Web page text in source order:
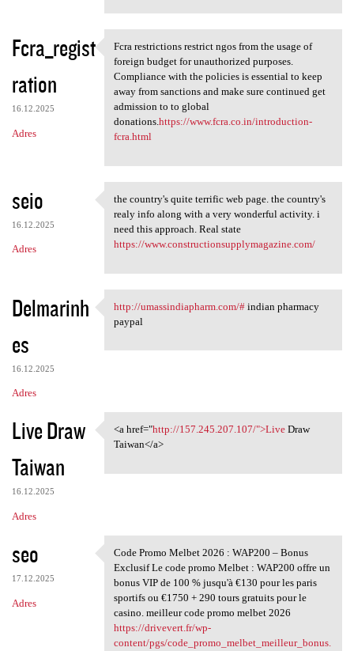
Fcra_regist
ration
16.12.2025
Adres
Fcra restrictions restrict
Fcra restrictions restrict ngos from the usage of
foreign budget for unauthorized purposes.
Compliance with the policies is essential to keep
away from sanctions and make sure continued get
admission to to global
donations.https://www.fcra.co.in/introduction-
fcra.html
seio
16.12.2025
Adres
the country's quite terrific
the country's quite terrific web page. the country's
realy info along with a very wonderful activity. i
need this approach. Real state
https://www.constructionsupplymagazine.com/
Delmarinh
es
16.12.2025
Adres
http://umassindiapharm.com/#
http://umassindiapharm.com/#indian pharmacy
paypal
Live Draw
Taiwan
16.12.2025
Adres
<a href="http://157.245.207
<a href="http://157.245.207.107/">LiveDraw
Taiwan</a>
seo
17.12.2025
Adres
Code Promo Melbet 2026 :
Code Promo Melbet 2026 : WAP200 – Bonus
Exclusif Le code promo Melbet : WAP200 offre un
bonus VIP de 100 % jusqu'à €130 pour les paris
sportifs ou €1750 + 290 tours gratuits pour le
casino. meilleur code promo melbet 2026
https://drivevert.fr/wp-
content/pgs/code_promo_melbet_meilleur_bonus.